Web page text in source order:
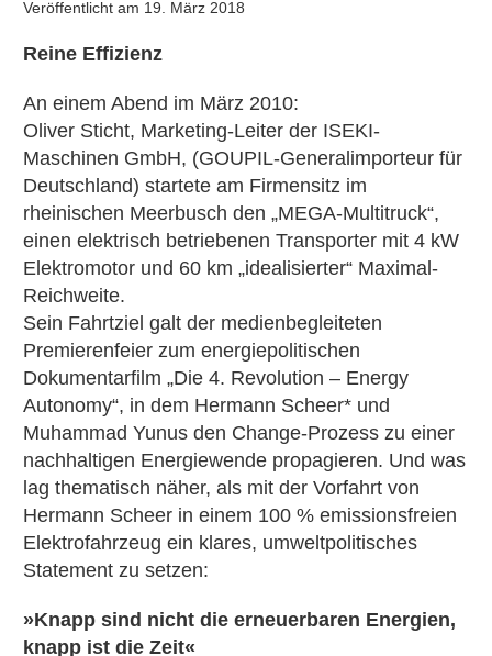
Veröffentlicht am 19. März 2018
Reine Effizienz
An einem Abend im März 2010:
Oliver Sticht, Marketing-Leiter der ISEKI-
Maschinen GmbH, (GOUPIL-Generalimporteur für
Deutschland) startete am Firmensitz im
rheinischen Meerbusch den „MEGA-Multitruck“,
einen elektrisch betriebenen Transporter mit 4 kW
Elektromotor und 60 km „idealisierter“ Maximal-
Reichweite.
Sein Fahrtziel galt der medienbegleiteten
Premierenfeier zum energiepolitischen
Dokumentarfilm „Die 4. Revolution – Energy
Autonomy“, in dem Hermann Scheer* und
Muhammad Yunus den Change-Prozess zu einer
nachhaltigen Energiewende propagieren. Und was
lag thematisch näher, als mit der Vorfahrt von
Hermann Scheer in einem 100 % emissionsfreien
Elektrofahrzeug ein klares, umweltpolitisches
Statement zu setzen:
»Knapp sind nicht die erneuerbaren Energien,
knapp ist die Zeit«